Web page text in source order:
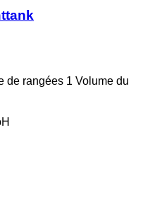
de rangées 1 Volume du